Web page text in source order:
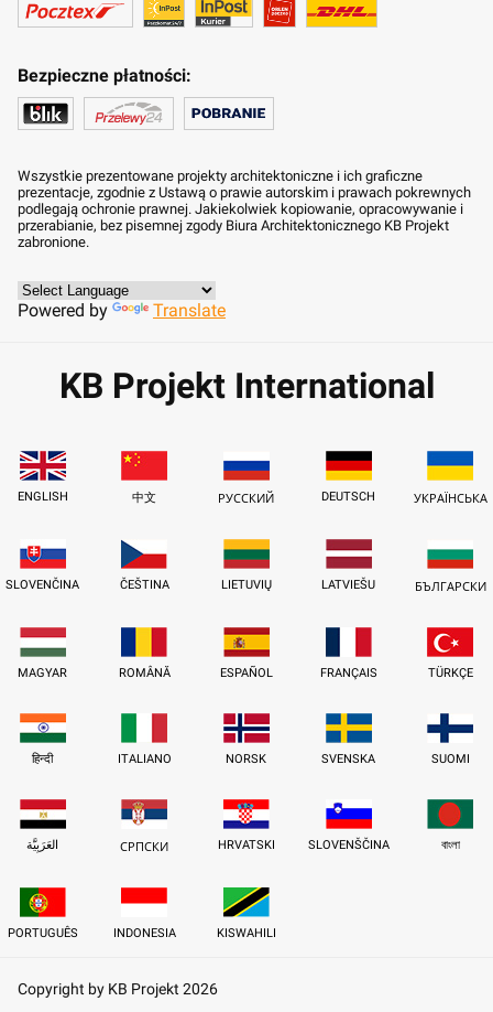
Bezpieczne płatności:
Wszystkie prezentowane projekty architektoniczne i ich graficzne
prezentacje, zgodnie z Ustawą o prawie autorskim i prawach pokrewnych
podlegają ochronie prawnej. Jakiekolwiek kopiowanie, opracowywanie i
przerabianie, bez pisemnej zgody Biura Architektonicznego KB Projekt
zabronione.
Powered by Translate
KB Projekt International
ENGLISH 中文 РУССКИЙ DEUTSCH УКРАЇНСЬКА
SLOVENČINA ČEŠTINA LIETUVIŲ LATVIEŠU БЪЛГАРСКИ
MAGYAR ROMÂNĂ ESPAÑOL FRANÇAIS TÜRKÇE
हिन्दी ITALIANO NORSK SVENSKA SUOMI
العَرَبِيَّة СРПСКИ HRVATSKI SLOVENŠČINA বাংলা
PORTUGUÊS INDONESIA KISWAHILI
Copyright by KB Projekt 2026